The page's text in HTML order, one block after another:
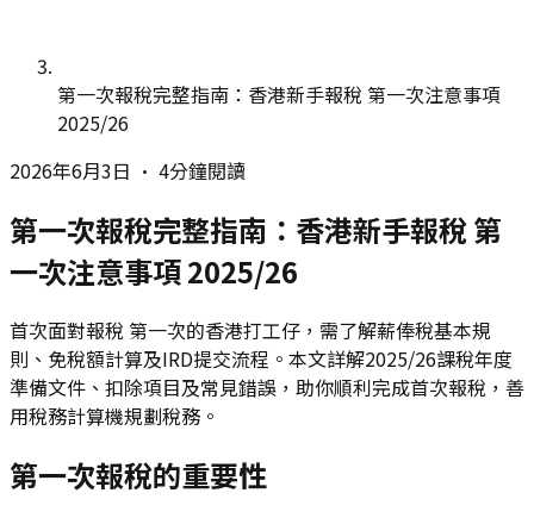
第一次報稅完整指南：香港新手報稅 第一次注意事項
2025/26
2026年6月3日 • 4分鐘閱讀
第一次報稅完整指南：香港新手報稅 第
一次注意事項 2025/26
首次面對報稅 第一次的香港打工仔，需了解薪俸稅基本規
則、免稅額計算及IRD提交流程。本文詳解2025/26課稅年度
準備文件、扣除項目及常見錯誤，助你順利完成首次報稅，善
用稅務計算機規劃稅務。
第一次報稅的重要性